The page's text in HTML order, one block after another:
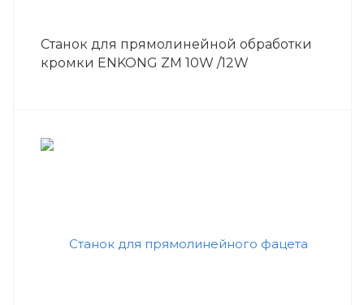
Станок для прямолинейной обработки
кромки ENKONG ZM 10W /12W